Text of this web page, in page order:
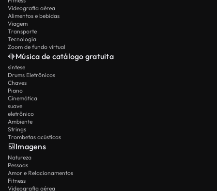
Videografia aérea
Alimentos e bebidas
Viagem
Transporte
Tecnologia
Zoom de fundo virtual
Música de catálogo gratuita
síntese
Drums Eletrônicos
Chaves
Piano
Cinemática
suave
eletrônico
Ambiente
Strings
Trombetas acústicas
Imagens
Natureza
Pessoas
Amor e Relacionamentos
Fitness
Videografia aérea